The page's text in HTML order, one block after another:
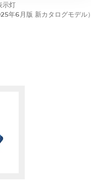
示灯
年6月版 新カタログモデル